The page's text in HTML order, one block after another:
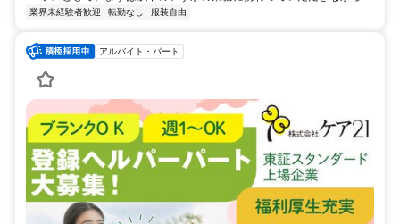
業界未経験者歓迎 転勤なし 服装自由
アルバイト・パート